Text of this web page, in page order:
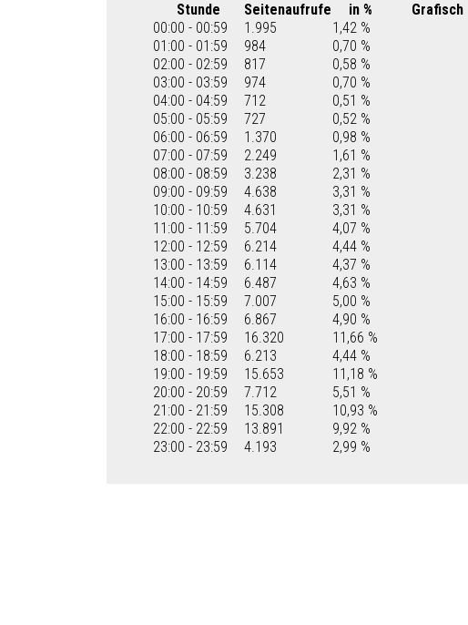
Stunde Seitenaufrufe in % Grafisch
00:00 - 00:59
1.995 1,42 %
01:00 - 01:59
984 0,70 %
02:00 - 02:59
817 0,58 %
03:00 - 03:59
974 0,70 %
04:00 - 04:59
712 0,51 %
05:00 - 05:59
727 0,52 %
06:00 - 06:59
1.370 0,98 %
07:00 - 07:59
2.249 1,61 %
08:00 - 08:59
3.238 2,31 %
09:00 - 09:59
4.638 3,31 %
10:00 - 10:59
4.631 3,31 %
11:00 - 11:59
5.704 4,07 %
12:00 - 12:59
6.214 4,44 %
13:00 - 13:59
6.114 4,37 %
14:00 - 14:59
6.487 4,63 %
15:00 - 15:59
7.007 5,00 %
16:00 - 16:59
6.867 4,90 %
17:00 - 17:59
16.320 11,66 %
18:00 - 18:59
6.213 4,44 %
19:00 - 19:59
15.653 11,18 %
20:00 - 20:59
7.712 5,51 %
21:00 - 21:59
15.308 10,93 %
22:00 - 22:59
13.891 9,92 %
23:00 - 23:59
4.193 2,99 %